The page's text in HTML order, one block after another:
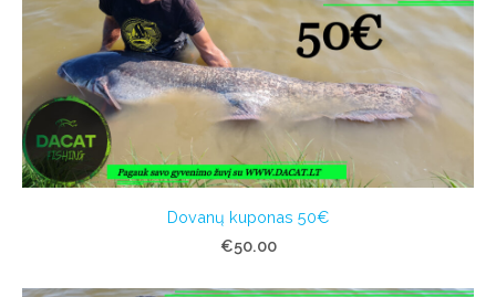
Dovanų kuponas 50€
€50.00